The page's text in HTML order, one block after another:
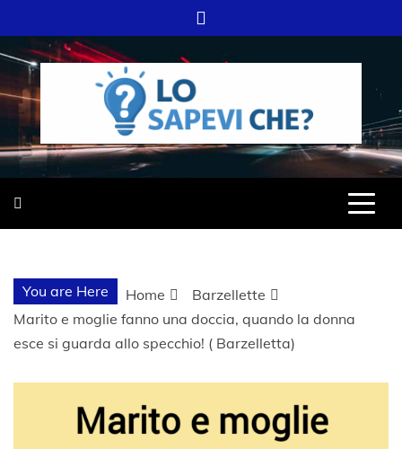
to
content
LO SAPEVI
CHE?
SITO WEB DEL GRUPPO LIFELIVE
You are Here Home
Barzellette
Marito e moglie fanno una doccia, quando la donna
esce si guarda allo specchio! ( Barzelletta)